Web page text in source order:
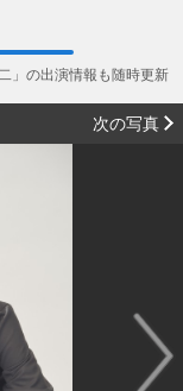
」の出演情報も随時更新
次の写真